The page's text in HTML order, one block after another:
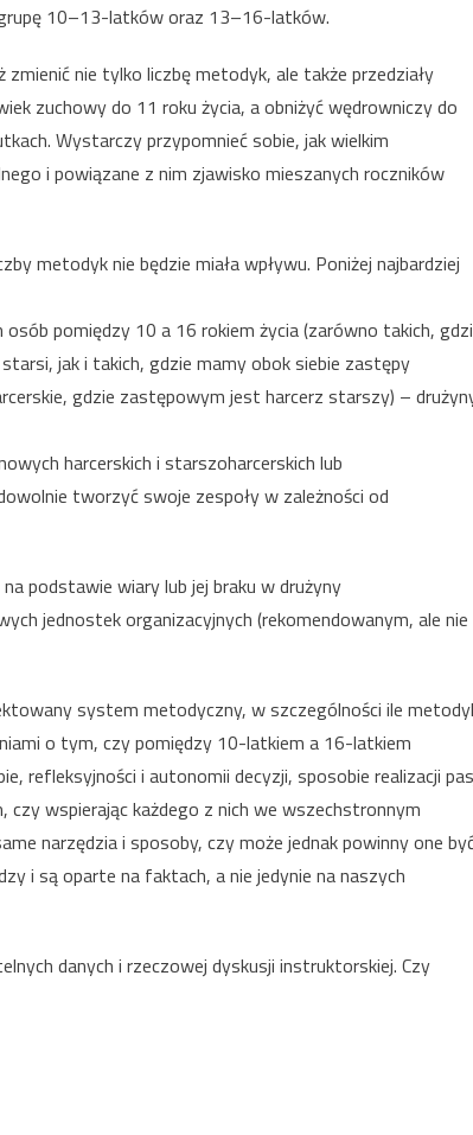
10–13-latków oraz 13–16-latków.
nie tylko liczbę metodyk, ale także przedziały
zuchowy do 11 roku życia, a obniżyć wędrowniczy do
Wystarczy przypomnieć sobie, jak wielkim
i powiązane z nim zjawisko mieszanych roczników
metodyk nie będzie miała wpływu. Poniżej najbardziej
pomiędzy 10 a 16 rokiem życia (zarówno takich,
jak i takich, gdzie mamy obok siebie zastępy
gdzie zastępowym jest harcerz starszy) –
harcerskich i starszoharcerskich lub
tworzyć swoje zespoły w zależności od
podstawie wiary lub jej braku w drużyny
jednostek organizacyjnych (rekomendowanym, ale nie
system metodyczny, w szczególności ile
o tym, czy pomiędzy 10-latkiem a 16-latkiem
refleksyjności i autonomii decyzji, sposobie realizacji
wspierając każdego z nich we wszechstronnym
narzędzia i sposoby, czy może jednak powinny one
i są oparte na faktach, a nie jedynie na naszych
danych i rzeczowej dyskusji instruktorskiej. Czy